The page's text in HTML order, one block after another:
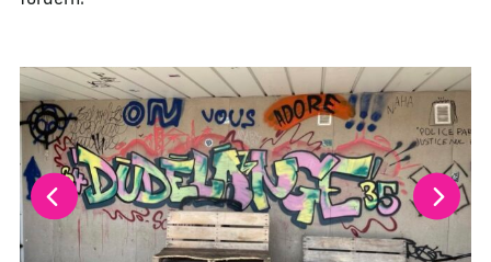
La modification de la diapositive actuelle de ce